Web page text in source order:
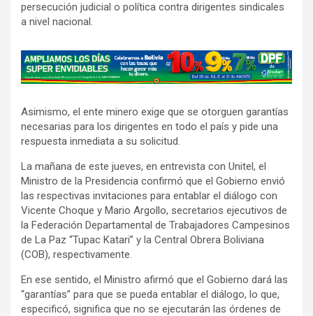
persecución judicial o política contra dirigentes sindicales
a nivel nacional.
A
d
e
r
t
i
s
e
m
e
n
t
:
Asimismo, el ente minero exige que se otorguen garantías
necesarias para los dirigentes en todo el país y pide una
respuesta inmediata a su solicitud.
La mañana de este jueves, en entrevista con Unitel, el
Ministro de la Presidencia confirmó que el Gobierno envió
las respectivas invitaciones para entablar el diálogo con
Vicente Choque y Mario Argollo, secretarios ejecutivos de
la Federación Departamental de Trabajadores Campesinos
de La Paz “Tupac Katari” y la Central Obrera Boliviana
(COB), respectivamente.
En ese sentido, el Ministro afirmó que el Gobierno dará las
“garantías” para que se pueda entablar el diálogo, lo que,
especificó, significa que no se ejecutarán las órdenes de